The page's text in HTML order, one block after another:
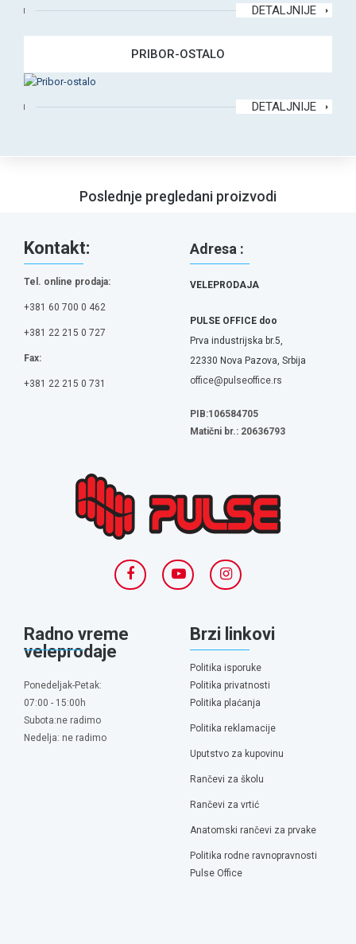
DETALJNIJE
PRIBOR-OSTALO
DETALJNIJE
Poslednje pregledani proizvodi
Kontakt:
Tel. online prodaja:
+381 60 700 0 462
+381 22 215 0 727
Fax:
+381 22 215 0 731
Adresa :
VELEPRODAJA
PULSE OFFICE doo
Prva industrijska br.5,
22330 Nova Pazova, Srbija
office@pulseoffice.rs
PIB:106584705
Matični br.: 20636793
Radno vreme
veleprodaje
Ponedeljak-Petak:
07:00 - 15:00h
Subota:ne radimo
Nedelja: ne radimo
Brzi linkovi
Politika isporuke
Politika privatnosti
Politika plaćanja
Politika reklamacije
Uputstvo za kupovinu
Rančevi za školu
Rančevi za vrtić
Anatomski rančevi za prvake
Politika rodne ravnopravnosti
Pulse Office